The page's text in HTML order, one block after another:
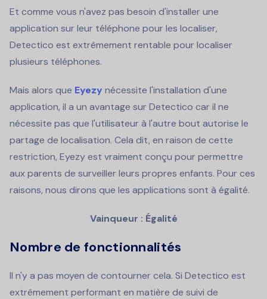
Et comme vous n'avez pas besoin d'installer une
application sur leur téléphone pour les localiser,
Detectico est extrêmement rentable pour localiser
plusieurs téléphones.
Mais alors que Eyezy nécessite l'installation d'une
application, il a un avantage sur Detectico car il ne
nécessite pas que l'utilisateur à l'autre bout autorise le
partage de localisation. Cela dit, en raison de cette
restriction, Eyezy est vraiment conçu pour permettre
aux parents de surveiller leurs propres enfants. Pour ces
raisons, nous dirons que les applications sont à égalité.
Vainqueur : Égalité
Nombre de fonctionnalités
Il n'y a pas moyen de contourner cela. Si Detectico est
extrêmement performant en matière de suivi de